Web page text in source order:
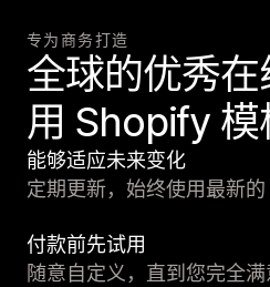
专为商务打造
全球的优秀
用 Shopify 模
能够适应未来变化
定期更新，始终使用最新的
付款前先试用
随意自定义，直到您完全满